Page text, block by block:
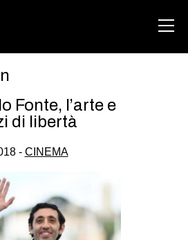
ABOUT
AREA
FREESTYLE
LAMBRETTA
Fonte, l’arte e
di libertà
- CINEMA